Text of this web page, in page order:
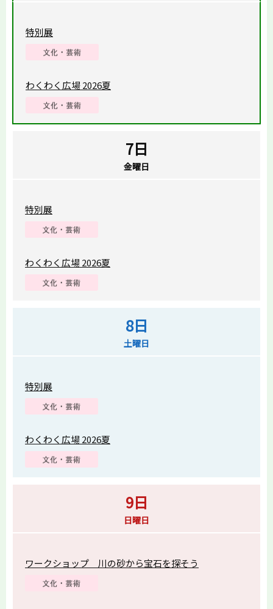
特別展
わくわく広場 2026夏
7日
金曜日
特別展
わくわく広場 2026夏
8日
土曜日
特別展
わくわく広場 2026夏
9日
日曜日
ワークショップ 川の砂から宝石を探そう